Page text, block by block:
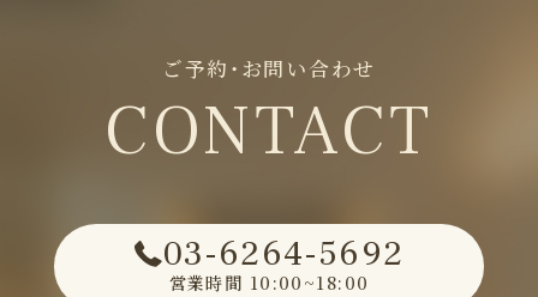
ご予約・お問い合わせ
CONTACT
03-6264-5692
営業時間 10:00~18:00